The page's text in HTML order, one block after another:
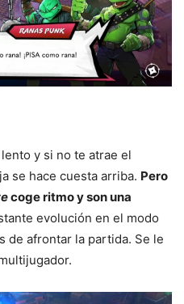
y si no te atrae el
se hace cuesta arriba. Pero
coge ritmo y son una
evolución en el modo
de afrontar la partida. Se le